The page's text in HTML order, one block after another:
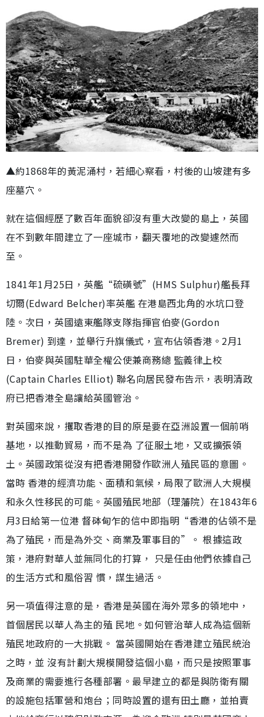
▲約1868年的黃泥涌村，若細心察看，村後的山坡建有多
座墓穴。
就在這個經歷了數百年面貌卻沒有重大改變的島上，英國
在不到數年間建立了一座城市，翻天覆地的改變遽然而
至。
1841年1月25日，英艦“硫磺號”(HMS Sulphur)艦長拜
切爾(Edward Belcher)率英艦 在港島西北角的水坑口登
陸。次日，英國遠東艦隊支隊指揮官伯麥(Gordon
Bremer) 到達，並舉行升旗儀式，宣布佔領香港。2月1
日，伯麥與英國駐華全權公使兼商務總 監義律上校
(Captain Charles Elliot) 聯名向居民發布告示，表明清政
府已把香港全島讓給英國管治。
對英國來說，攫取香港的目的原是要在亞洲設置一個前哨
基地，以推動貿易，而不是為 了征服土地，又或擴張領
土。英國政策從沒有把香港開發作歐洲人殖民區的意圖。
當時 香港的經濟功能、面積和氣候，局限了歐洲人大規模
和永久性移民的可能。英國殖民地部（理藩院）在1843年6
月3日給第一位港 督砵甸乍的信中即指明“香港的佔領不是
為了殖民，而是為外交、商業及軍事目的”。 根據這政
策，港府對華人並無同化的打算， 只是任由他們依據自己
的生活方式和風俗習 慣，謀生過活。
另一項值得注意的是，香港是英國在海外眾多的領地中，
首個居民以華人為主的殖 民地。如何管治華人成為這個新
殖民地政府的一大挑戰。 當英國開始在香港建立殖民統治
之時，並 沒有計劃大規模開發這個小島，而只是按照軍事
及商業的需要進行各種部署。最早建立的都是與防衛有關
的設施包括軍營和炮台；同時設置的還有田土廳，並拍賣